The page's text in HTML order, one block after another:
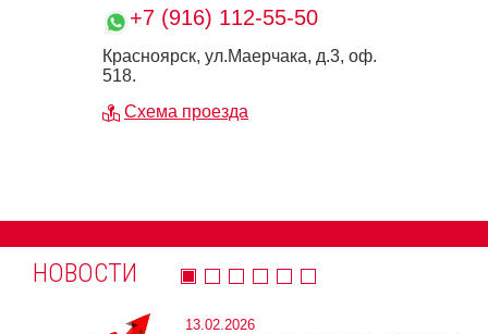
+7 (916) 112-55-50
Красноярск, ул.Маерчака, д.3, оф.
518.
Схема проезда
НОВОСТИ
13.02.2026